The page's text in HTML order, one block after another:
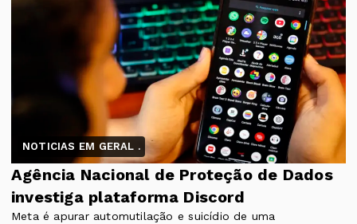
NOTICIAS EM GERAL .
Agência Nacional de Proteção de Dados
investiga plataforma Discord
Meta é apurar automutilação e suicídio de uma